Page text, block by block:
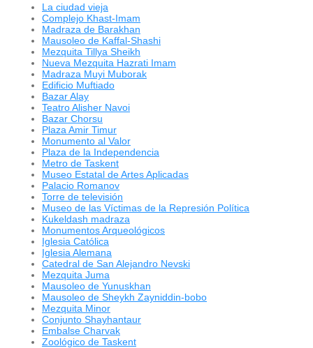
La ciudad vieja
Complejo Khast-Imam
Madraza de Barakhan
Mausoleo de Kaffal-Shashi
Mezquita Tillya Sheikh
Nueva Mezquita Hazrati Imam
Madraza Muyi Muborak
Edificio Muftiado
Bazar Alay
Teatro Alisher Navoi
Bazar Chorsu
Plaza Amir Timur
Monumento al Valor
Plaza de la Independencia
Metro de Taskent
Museo Estatal de Artes Aplicadas
Palacio Romanov
Torre de televisión
Museo de las Víctimas de la Represión Política
Kukeldash madraza
Monumentos Arqueológicos
Iglesia Católica
Iglesia Alemana
Catedral de San Alejandro Nevski
Mezquita Juma
Mausoleo de Yunuskhan
Mausoleo de Sheykh Zayniddin-bobo
Mezquita Minor
Conjunto Shayhantaur
Embalse Charvak
Zoológico de Taskent